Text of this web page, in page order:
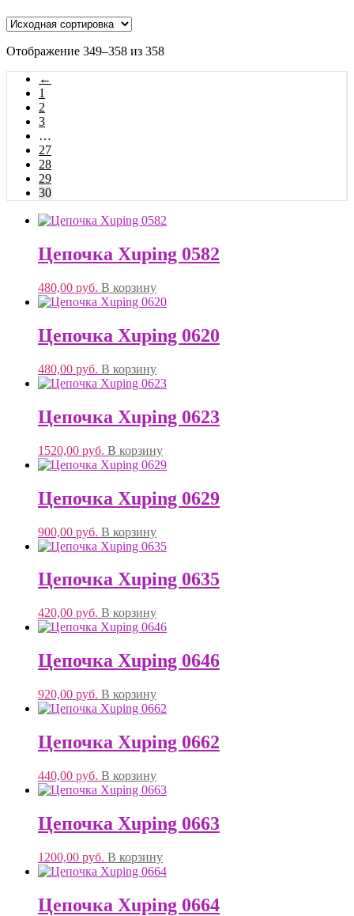
Отображение 349–358 из 358
←
1
2
3
…
27
28
29
30
Цепочка Xuping 0582
480,00 руб. В корзину
Цепочка Xuping 0620
480,00 руб. В корзину
Цепочка Xuping 0623
1520,00 руб. В корзину
Цепочка Xuping 0629
900,00 руб. В корзину
Цепочка Xuping 0635
420,00 руб. В корзину
Цепочка Xuping 0646
920,00 руб. В корзину
Цепочка Xuping 0662
440,00 руб. В корзину
Цепочка Xuping 0663
1200,00 руб. В корзину
Цепочка Xuping 0664